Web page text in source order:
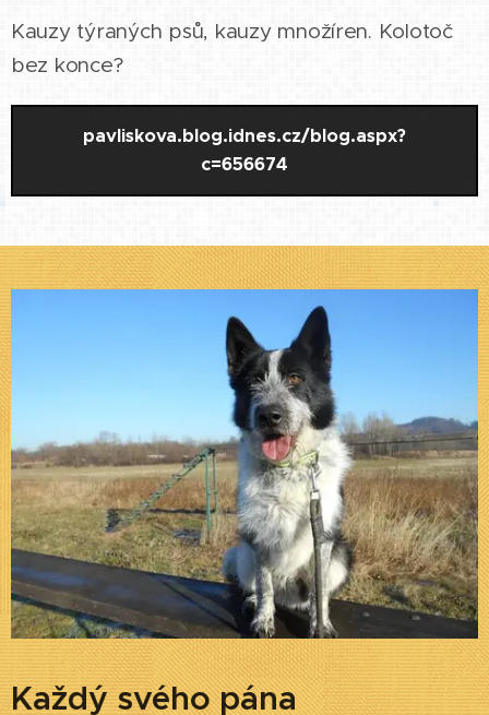
Kauzy týraných psů, kauzy množíren. Kolotoč
bez konce?
pavliskova.blog.idnes.cz/blog.aspx?
c=656674
Každý svého pána